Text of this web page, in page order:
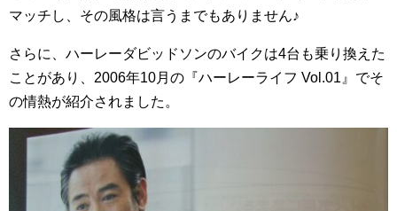
マッチし、その風格は言うまでもありません♪
さらに、ハーレーダビッドソンのバイクは4台も乗り換えた
ことがあり、2006年10月の『ハーレーライフ Vol.01』でそ
の情熱が紹介されました。